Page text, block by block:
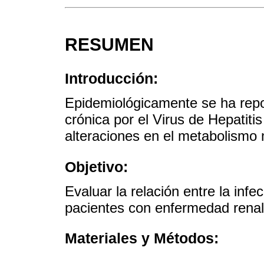
RESUMEN
Introducción:
Epidemiológicamente se ha
crónica por el Virus de
alteraciones en el metabolismo
Objetivo:
Evaluar la relación entre la
pacientes con enfermedad
Materiales y Métodos: